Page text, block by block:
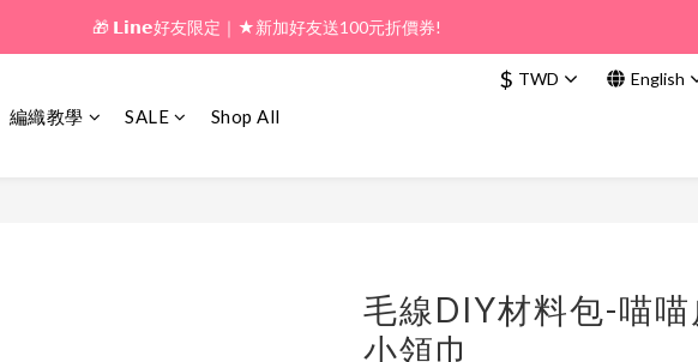
🎁 新好友購物金｜★加入新會員領券送100元!
🎁 𝗟𝗶𝗻𝗲好友限定｜★新加好友送100元折價券!
$ TWD English
編織教學 SALE Shop All
毛線DIY材料包-喵喵
小領巾